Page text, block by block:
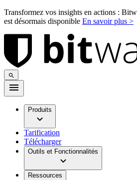
Transformez vos insights en actions :
est désormais disponible En savoir plus >
Produits
Tarification
Télécharger
Outils et Fonctionnalités
Ressources